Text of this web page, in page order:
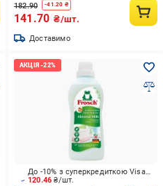
182.90 -41.20 ₴
141.70 ₴/шт.
Доставимо
120.46₴/шт.
До -10% з суперкредиткою Visa Вигода